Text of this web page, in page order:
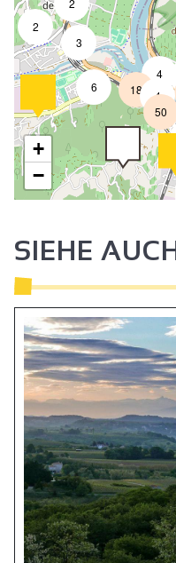
2
2
3
6
4
4
18
50
+
−
SIEHE AUCH